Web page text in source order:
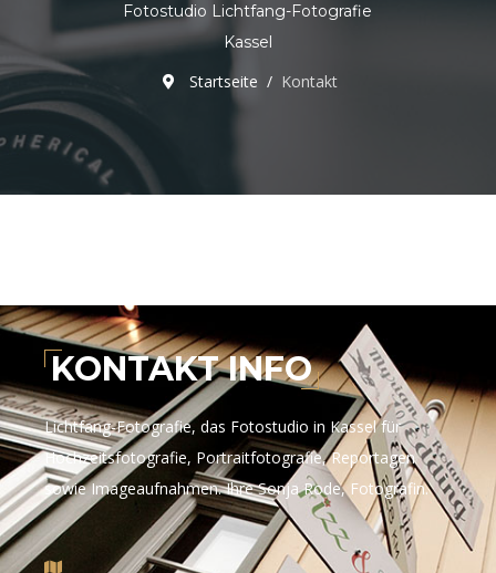
Fotostudio Lichtfang-Fotografie
Kassel
Startseite Kontakt
KONTAKT INFO
Lichtfang-Fotografie, das Fotostudio in Kassel für
Hochzeitsfotografie, Portraitfotografie, Reportagen
sowie Imageaufnahmen. Ihre Sonja Rode, Fotografin.